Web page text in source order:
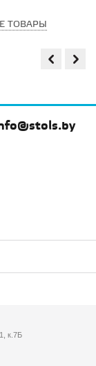
ТОВАРЫ
к.7Б